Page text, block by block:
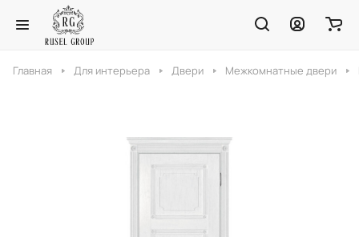
Главная Для интерьера Двери Межкомнатные двери